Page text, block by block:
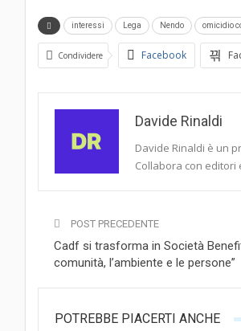
interessi Lega Nendo omicidio
Condividere Facebook
Davide Rinaldi
Davide Rinaldi è un
Collabora con
POST PRECEDENTE
Cadf si trasforma in Società
comunità, l’ambiente e le persone”
POTREBBE PIACERTI ANCHE